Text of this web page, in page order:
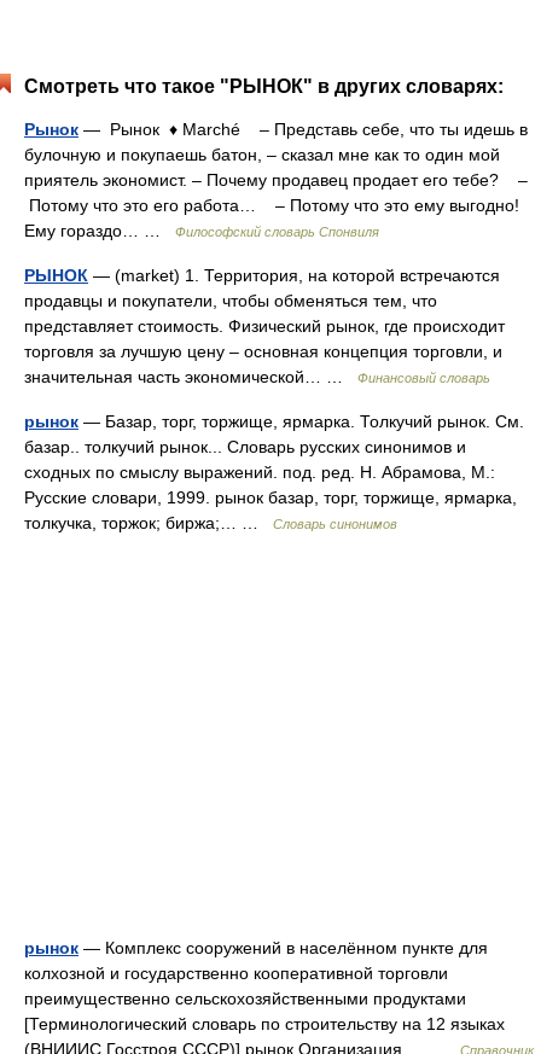
Смотреть что такое "РЫНОК" в других словарях:
Рынок — Рынок ♦ Marché – Представь себе, что ты идешь в
булочную и покупаешь батон, – сказал мне как то один мой
приятель экономист. – Почему продавец продает его тебе? –
Потому что это его работа… – Потому что это ему выгодно!
Ему гораздо… …
Философский словарь Спонвиля
РЫНОК — (market) 1. Территория, на которой встречаются
продавцы и покупатели, чтобы обменяться тем, что
представляет стоимость. Физический рынок, где происходит
торговля за лучшую цену – основная концепция торговли, и
значительная часть экономической… …
Финансовый словарь
рынок — Базар, торг, торжище, ярмарка. Толкучий рынок. См.
базар.. толкучий рынок... Словарь русских синонимов и
сходных по смыслу выражений. под. ред. Н. Абрамова, М.:
Русские словари, 1999. рынок базар, торг, торжище, ярмарка,
толкучка, торжок; биржа;… …
Словарь синонимов
рынок — Комплекс сооружений в населённом пункте для
колхозной и государственно кооперативной торговли
преимущественно сельскохозяйственными продуктами
[Терминологический словарь по строительству на 12 языках
(ВНИИИС Госстроя СССР)] рынок Организация,… …
Справочник